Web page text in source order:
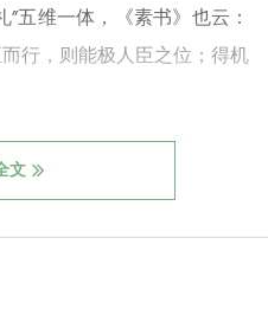
五维一体，《素书》也云：
行，则能极人臣之位；得机
文